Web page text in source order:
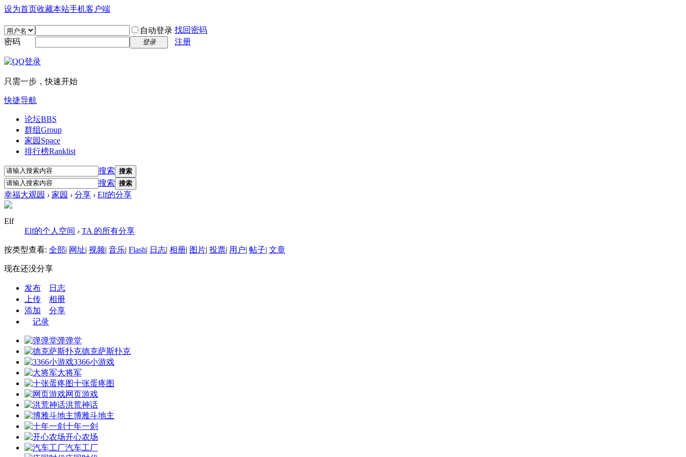
设为首页收藏本站手机客户端
自动登录 找回密码
密码
登录 注册
只需一步，快速开始
快捷导航
论坛BBS
群组Group
家园 Space
排行榜Ranklist
搜索 搜索
搜索 搜索
幸福大观园 › 家园 › 分享 › Elf的分享
Elf
Elf的个人空间 › TA 的所有分享
按类型查看: 全部| 网址| 视频| 音乐| Flash| 日志| 相册| 图片| 投票| 用户| 帖子| 文章
现在还没分享
发布
日志
上传
相册
添加
分享
记录
弹弹堂
德克萨斯扑克
3366小游戏
大将军
十张蛋疼图
网页游戏
洪荒神话
博雅斗地主
十年一剑
开心农场
汽车工厂